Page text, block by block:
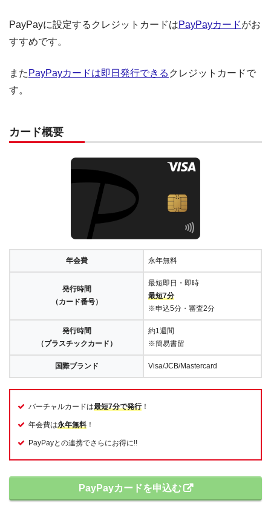
PayPayに設定するクレジットカードはPayPayカードがお
すすめです。
また PayPayカードは即日発行できる クレジットカードで
す。
カード概要
年会費 永年無料
発行時間
（カード番号）
最短即日・即時
最短7分
※申込5分・審査2分
発行時間
（プラスチックカード）
約1週間
※簡易書留
国際ブランド Visa/JCB/Mastercard
バーチャルカードは最短7分で発行！
年会費は永年無料 ！
PayPayとの連携でさらにお得に!!
PayPayカードを申込む